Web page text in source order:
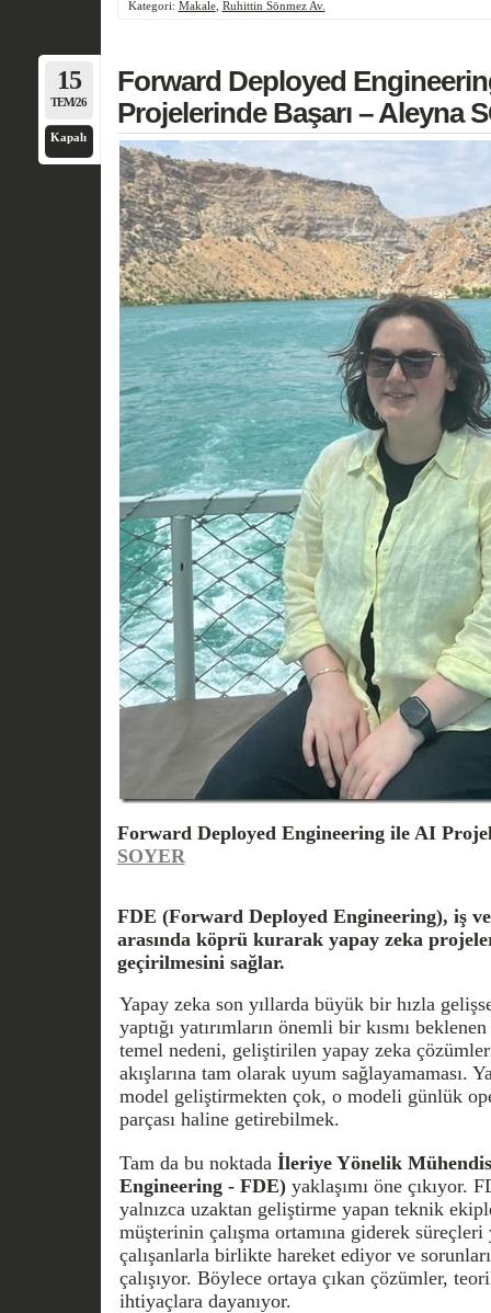
Kategori: Makale, Ruhittin Sönmez Av.
15
TEM/26
Kapalı
Forward Deployed
Projelerinde Başarı – Aleyna
Forward Deployed Engineering ile AI
SOYER
FDE (Forward Deployed Engineering), iş
arasında köprü kurarak yapay zeka
geçirilmesini sağlar.
Yapay zeka son yıllarda büyük bir hızla
yaptığı yatırımların önemli bir kısmı
temel nedeni, geliştirilen yapay zeka
akışlarına tam olarak uyum sağlayamaması.
model geliştirmekten çok, o modeli günlük
parçası haline getirebilmek.
Tam da bu noktada İleriye Yönelik
Engineering - FDE)yaklaşımı öne çıkıyor.
yalnızca uzaktan geliştirme yapan teknik
müşterinin çalışma ortamına giderek
çalışanlarla birlikte hareket ediyor ve
çalışıyor. Böylece ortaya çıkan çözümler,
ihtiyaçlara dayanıyor.